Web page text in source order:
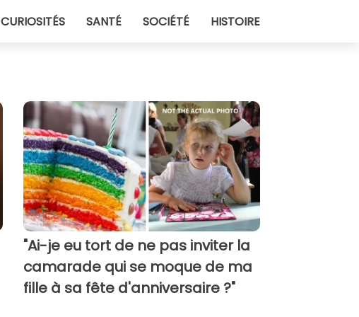
CURIOSITÉS SANTÉ SOCIÉTÉ HISTOIRE
"Ai-je eu tort de ne pas inviter la
camarade qui se moque de ma
fille à sa fête d'anniversaire ?"